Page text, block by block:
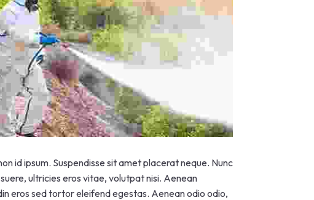
id ipsum. Suspendisse sit amet placerat neque. Nunc
ultricies eros vitae, volutpat nisi. Aenean
eros sed tortor eleifend egestas. Aenean odio odio,